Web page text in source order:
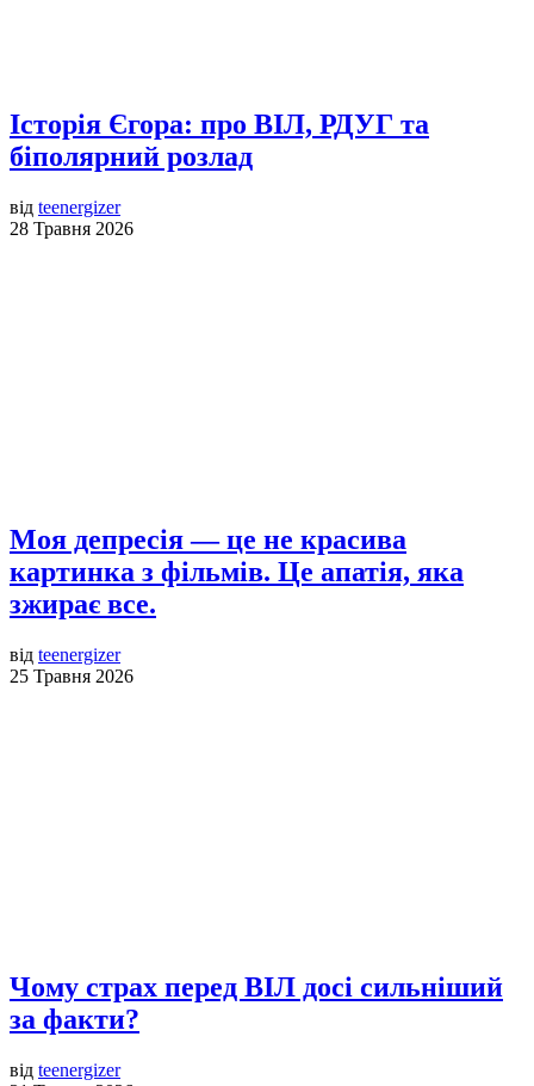
Історія Єгора: про ВІЛ, РДУГ та
біполярний розлад
від teenergizer
28 Травня 2026
Моя депресія — це не красива
картинка з фільмів. Це апатія, яка
зжирає все.
від teenergizer
25 Травня 2026
Чому страх перед ВІЛ досі сильніший
за факти?
від teenergizer